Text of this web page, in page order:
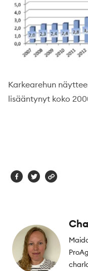
Karkearehun
lisääntynyt koko